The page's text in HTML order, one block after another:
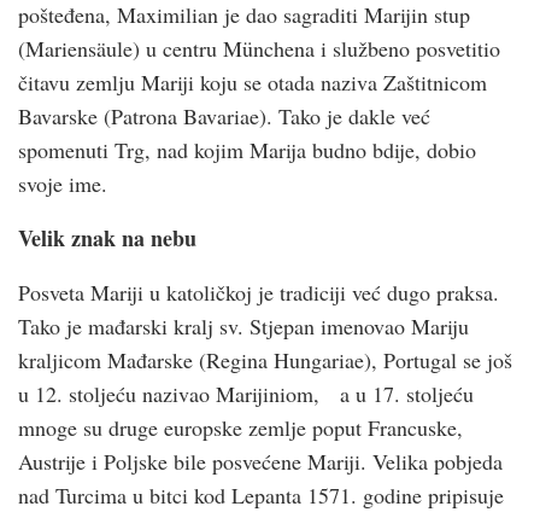
pošteđena, Maximilian je dao sagraditi Marijin stup
(Mariensäule) u centru Münchena i službeno posvetitio
čitavu zemlju Mariji koju se otada naziva Zaštitnicom
Bavarske (Patrona Bavariae). Tako je dakle već
spomenuti Trg, nad kojim Marija budno bdije, dobio
svoje ime.
Velik znak na nebu
Posveta Mariji u katoličkoj je tradiciji već dugo praksa.
Tako je mađarski kralj sv. Stjepan imenovao Mariju
kraljicom Mađarske (Regina Hungariae), Portugal se još
u 12. stoljeću nazivao Marijiniom, a u 17. stoljeću
mnoge su druge europske zemlje poput Francuske,
Austrije i Poljske bile posvećene Mariji. Velika pobjeda
nad Turcima u bitci kod Lepanta 1571. godine pripisuje